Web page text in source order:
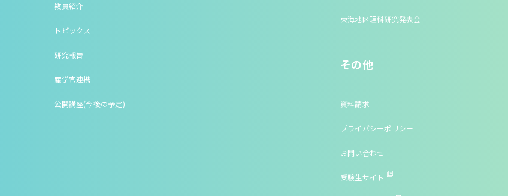
教員紹介
トピックス
研究報告
産学官連携
公開講座(今後の予定)
東海地区理科研究発表会
その他
資料請求
プライバシーポリシー
お問い合わせ
受験生サイト